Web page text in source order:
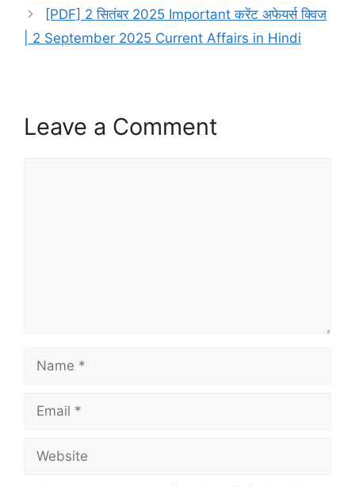
[PDF] 2 सितंबर 2025 Important करेंट अफेयर्स क्विज
| 2 September 2025 Current Affairs in Hindi
Leave a Comment
Name
Email
Website